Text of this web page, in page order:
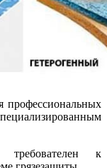
профессиональных
к